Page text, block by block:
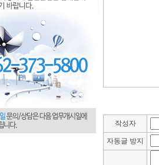
작성자
자동글 방지